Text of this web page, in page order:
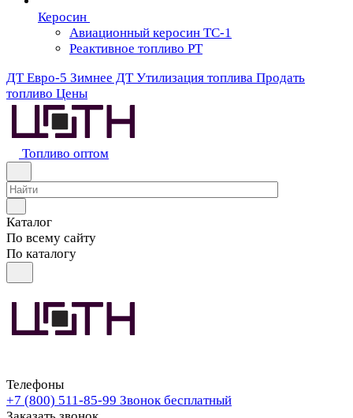
Керосин
Авиационный керосин ТС-1
Реактивное топливо РТ
ДТ Евро-5 Зимнее ДТ Утилизация топлива Продать
топливо Цены
Топливо оптом
Каталог
По всему сайту
По каталогу
Телефоны
+7 (800) 511-85-99 Звонок бесплатный